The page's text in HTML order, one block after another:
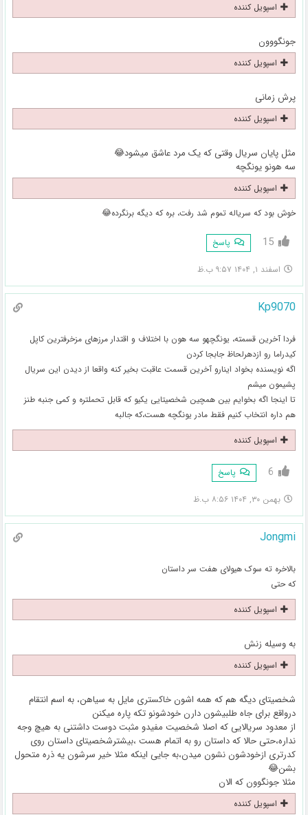
اسپویل کننده
جونگووون
اسپویل کننده
پرش زمانی
اسپویل کننده
مثل پایان سریال وقتی که یک مرد عاشق میشود😂
سه هونو یونگچه
اسپویل کننده
خوش بود که سریاله تموم شد رفت، بره که دیگه برنگرده😂
15 پاسخ
اسفند ۱, ۱۴۰۴ ۹:۵۷ ب.ظ
Kp9070
فردا آخرین قسمته، یونگچهو سه هون با اختلاف و اقتدار مرزهای مزخرفترین کاپل
کیدراما رو ازدهرلحاظ جابجا کردن
اگه نویسنده بخواد اینارو آخرین قسمت عاقبت بخیر کنه واقعا از دیدن این سریال
پشیمون میشم
تا اینجا اگه بخوایم بین همچین شخصیتایی یکیو که قابل تحملتره و کمی جنبه طنز
هم داره انتخاب کنیم فقط مادر یونگچه هست،که جالبه
اسپویل کننده
6 پاسخ
بهمن ۳۰, ۱۴۰۴ ۸:۵۶ ب.ظ
Jongmi
بالاخره ته سوک هیولای هفت سر داستان
که حتی
اسپویل کننده
به وسیله زنش
اسپویل کننده
شخصیتای دیگه هم که همه اشون خاکستری مایل به سیاهن، به اسم انتقام
درواقع برای جاه طلبیشون دارن خودشونو تکه پاره میکنن
از معدود سریالایی که اصلا شخصیت مفیدو مثبت دوست داشتنی به هیچ وجه
نداره،حتی حالا که داستان رو به اتمام هست ،بیشترشخصیتای داستان روی
کدرتری ازخودشون نشون میدن،به جایی اینکه مثلا خیر سرشون یه ذره متحول
بشن😂
مثلا جونگوون که الان
اسپویل کننده